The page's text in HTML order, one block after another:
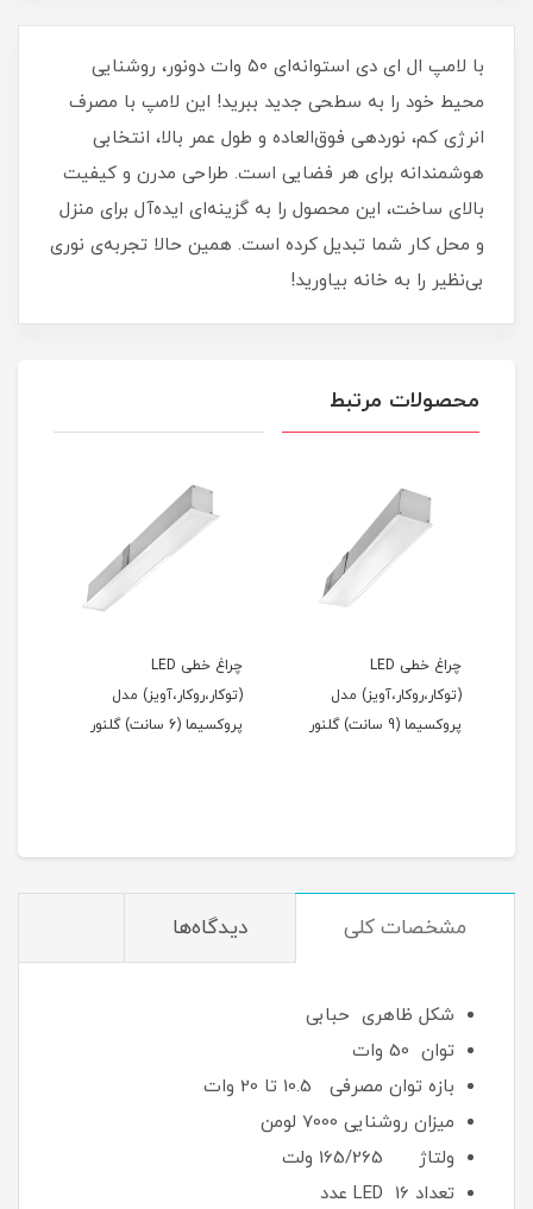
با لامپ ال ای دی استوانه‌ای ۵۰ وات دونور، روشنایی
محیط خود را به سطحی جدید ببرید! این لامپ با مصرف
انرژی کم، نوردهی فوق‌العاده و طول عمر بالا، انتخابی
هوشمندانه برای هر فضایی است. طراحی مدرن و کیفیت
بالای ساخت، این محصول را به گزینه‌ای ایده‌آل برای منزل
و محل کار شما تبدیل کرده است. همین حالا تجربه‌ی نوری
بی‌نظیر را به خانه بیاورید!
محصولات مرتبط
چراغ خطی LED
(توکار،روکار،آویز) مدل
پروکسیما (9 سانت) گلنور
چراغ خطی LED
(توکار،روکار،آویز) مدل
پروکسیما (6 سانت) گلنور
مشخصات کلی دیدگاه‌ها
شکل ظاهری حبابی
توان 50 وات
بازه توان مصرفی 10.5 تا 20 وات
میزان روشنایی 7000 لومن
ولتاژ 165/265 ولت
تعداد LED 16 عدد